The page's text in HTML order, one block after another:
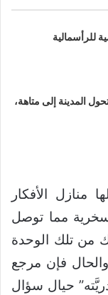
للرأسمالية
المدينة إلى متاهة،
منازل الأفكار
مما توصل
من تلك الوحدة
فإن مرجع
حيال سؤال